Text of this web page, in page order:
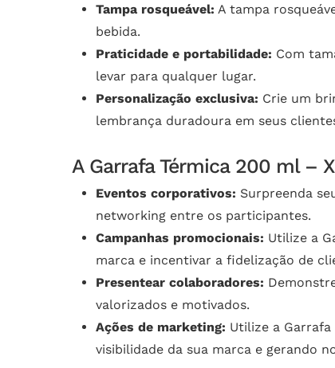
Tampa rosqueável: A tampa
bebida.
Praticidade e portabilidade: Com
levar para qualquer lugar.
Personalização exclusiva: Crie um
lembrança duradoura em seus
A Garrafa Térmica 200 ml –
Eventos corporativos: Surpreenda
networking entre os participantes.
Campanhas promocionais: Utilize a
marca e incentivar a fidelização de
Presentear colaboradores:
valorizados e motivados.
Ações de marketing: Utilize a
visibilidade da sua marca e gerando